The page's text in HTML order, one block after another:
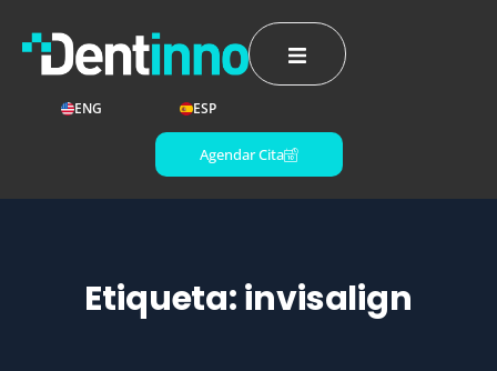
ENG ESP
Agendar Cita
Etiqueta:invisalign